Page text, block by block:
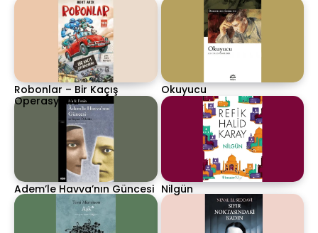
Robonlar – Bir Kaçış
Operasyonu
Okuyucu
Adem’le Havva’nın Güncesi Nilgün